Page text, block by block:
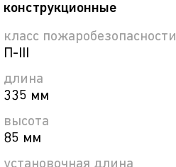
конструкционные
класс пожаробезопасности
П-ІІІ
длина
335 мм
высота
85 мм